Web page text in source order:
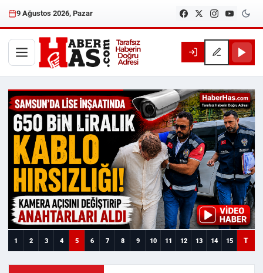
9 Ağustos 2026, Pazar
Haberhas — Samsun Son
1 2 3 4 5 6 7 8 9 10 11 12 13 14 15 T